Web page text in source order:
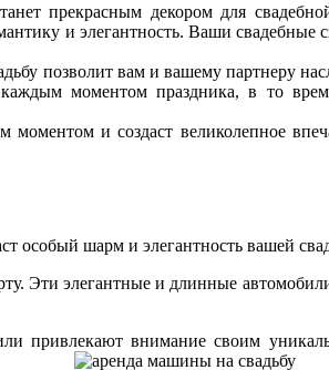
прекрасным декором для
и элегантность. Ваши свадебные
позволит вам и вашему партнеру
моментом праздника, в то
и создаст великолепное
особый шарм и элегантность вашей
Эти элегантные и длинные автомобили
привлекают внимание своим